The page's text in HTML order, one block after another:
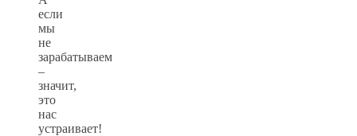
если
мы
не
зарабатываем
–
значит,
это
нас
устраивает!